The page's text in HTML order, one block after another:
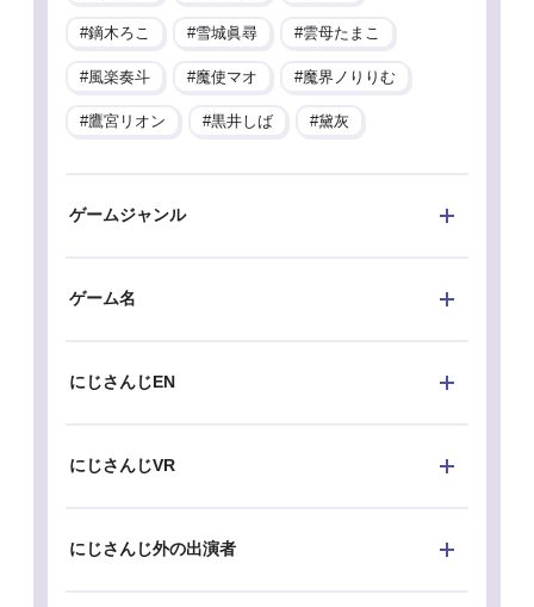
鏑木ろこ 雪城眞尋 雲母たまこ
風楽奏斗 魔使マオ 魔界ノりりむ
鷹宮リオン 黒井しば 黛灰
ゲームジャンル
ゲーム名
にじさんじEN
にじさんじVR
にじさんじ外の出演者